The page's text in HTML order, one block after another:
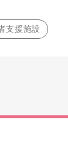
支援施設